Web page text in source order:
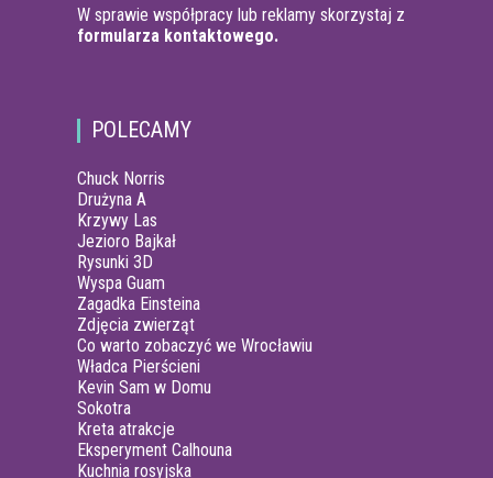
W sprawie współpracy lub reklamy skorzystaj z
formularza kontaktowego.
POLECAMY
Chuck Norris
Drużyna A
Krzywy Las
Jezioro Bajkał
Rysunki 3D
Wyspa Guam
Zagadka Einsteina
Zdjęcia zwierząt
Co warto zobaczyć we Wrocławiu
Władca Pierścieni
Kevin Sam w Domu
Sokotra
Kreta atrakcje
Eksperyment Calhouna
Kuchnia rosyjska